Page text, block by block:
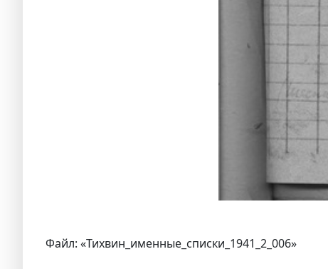
Файл: «Тихвин_именные_списки_1941_2_006»